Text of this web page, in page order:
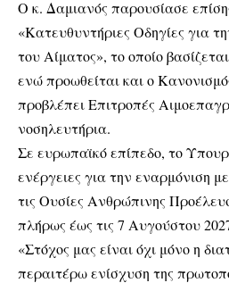
Ο κ. Δαμιανός παρουσίασε
«Κατευθυντήριες Οδηγίες για
του Αίματος», το οποίο
ενώ προωθείται και ο
προβλέπει Επιτροπές
νοσηλευτήρια.
Σε ευρωπαϊκό επίπεδο, το
ενέργειες για την εναρμόνιση
τις Ουσίες Ανθρώπινης
πλήρως έως τις 7 Αυγούστου
«Στόχος μας είναι όχι μόνο η
περαιτέρω ενίσχυση της